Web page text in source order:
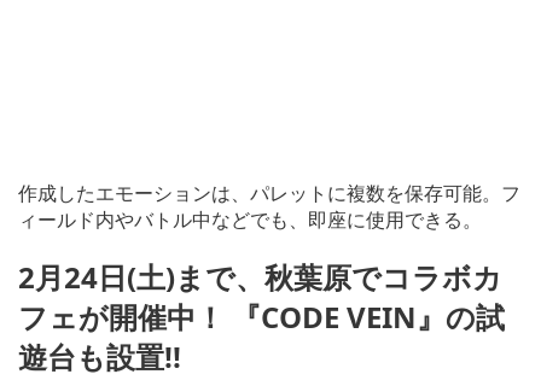
作成したエモーションは、パレットに複数を保存可能。フ
ィールド内やバトル中などでも、即座に使用できる。
2月24日(土)まで、秋葉原でコラボカ
フェが開催中！ 『CODE VEIN』の試
遊台も設置!!